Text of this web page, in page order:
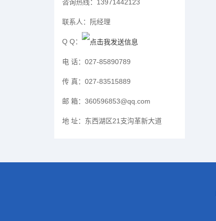
咨询热线： 13971442123
联系人： 阮经理
Q Q：
电 话： 027-85890789
传 真： 027-83515889
邮 箱： 360596853@qq.com
地 址： 东西湖区21支沟革新大道